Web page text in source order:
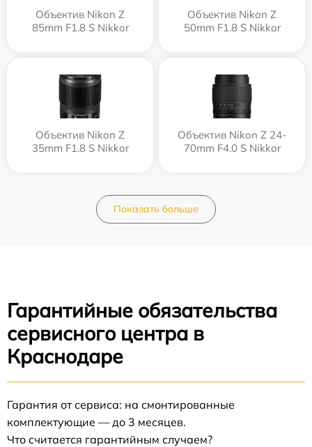
Объектив Nikon Z
85mm F1.8 S Nikkor
Объектив Nikon Z
50mm F1.8 S Nikkor
Объектив Nikon Z
35mm F1.8 S Nikkor
Объектив Nikon Z 24-
70mm F4.0 S Nikkor
Показать больше
Гарантийные обязательства
сервисного центра в
Краснодаре
Гарантия от сервиса: на смонтированные
комплектующие — до 3 месяцев.
Что считается гарантийным случаем?